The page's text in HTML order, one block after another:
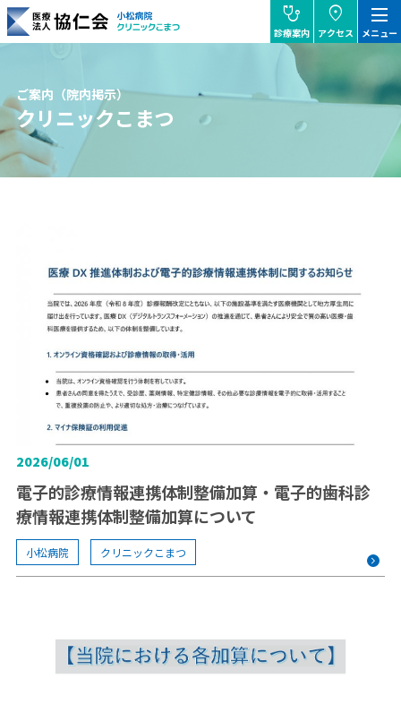
協仁会小松病院
stethoscope
診療案内
location_on
アクセス
dehaze
メニュー
ご案内（院内掲示）
クリニックこまつ
2026/06/01
電子的診療情報連携体制整備加算・電子的歯科診
療情報連携体制整備加算について
小松病院 クリニックこまつ